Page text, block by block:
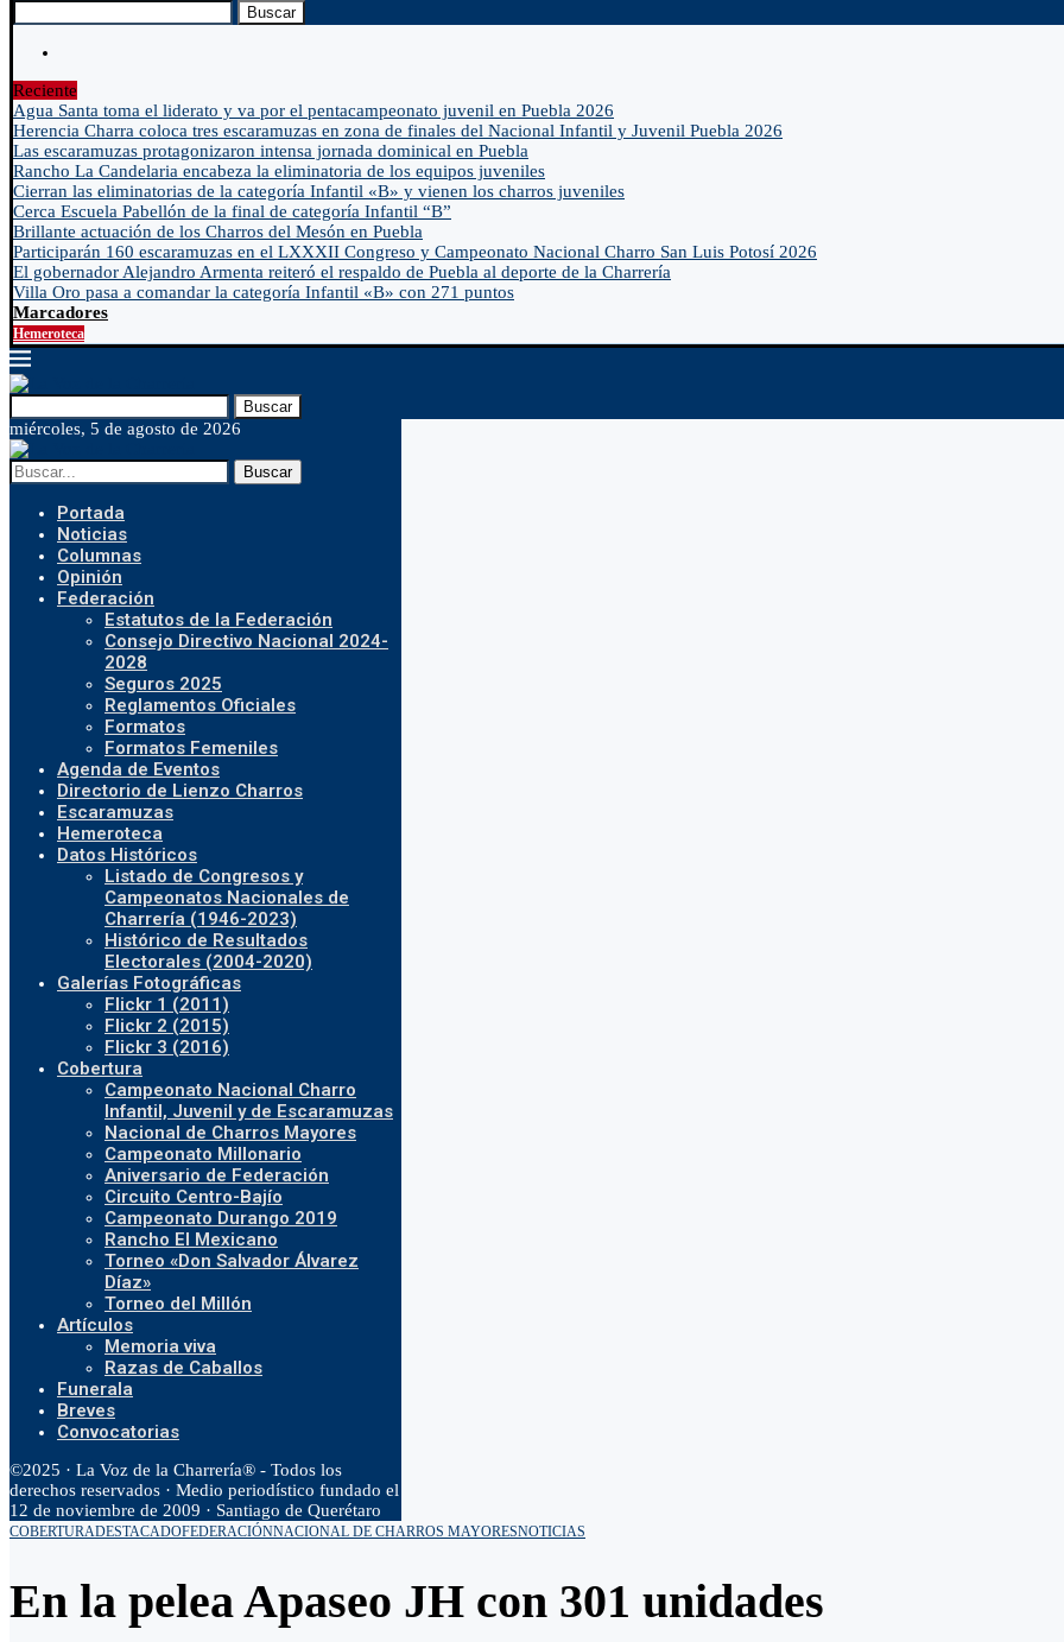
Buscar
Reciente
Agua Santa toma el liderato y va por el pentacampeonato juvenil en Puebla 2026
Herencia Charra coloca tres escaramuzas en zona de finales del Nacional Infantil y Juvenil Puebla 2026
Las escaramuzas protagonizaron intensa jornada dominical en Puebla
Rancho La Candelaria encabeza la eliminatoria de los equipos juveniles
Cierran las eliminatorias de la categoría Infantil «B» y vienen los charros juveniles
Cerca Escuela Pabellón de la final de categoría Infantil “B”
Brillante actuación de los Charros del Mesón en Puebla
Participarán 160 escaramuzas en el LXXXII Congreso y Campeonato Nacional Charro San Luis Potosí 2026
El gobernador Alejandro Armenta reiteró el respaldo de Puebla al deporte de la Charrería
Villa Oro pasa a comandar la categoría Infantil «B» con 271 puntos
Marcadores
Hemeroteca
Buscar
miércoles, 5 de agosto de 2026
Buscar
Portada
Noticias
Columnas
Opinión
Federación
Estatutos de la Federación
Consejo Directivo Nacional 2024-
2028
Seguros 2025
Reglamentos Oficiales
Formatos
Formatos Femeniles
Agenda de Eventos
Directorio de Lienzo Charros
Escaramuzas
Hemeroteca
Datos Históricos
Listado de Congresos y
Campeonatos Nacionales de
Charrería (1946-2023)
Histórico de Resultados
Electorales (2004-2020)
Galerías Fotográficas
Flickr 1 (2011)
Flickr 2 (2015)
Flickr 3 (2016)
Cobertura
Campeonato Nacional Charro
Infantil, Juvenil y de Escaramuzas
Nacional de Charros Mayores
Campeonato Millonario
Aniversario de Federación
Circuito Centro-Bajío
Campeonato Durango 2019
Rancho El Mexicano
Torneo «Don Salvador Álvarez
Díaz»
Torneo del Millón
Artículos
Memoria viva
Razas de Caballos
Funerala
Breves
Convocatorias
©2025 · La Voz de la Charrería® - Todos los
derechos reservados · Medio periodístico fundado el
12 de noviembre de 2009 · Santiago de Querétaro
COBERTURADESTACADOFEDERACIÓNNACIONAL DE CHARROS MAYORESNOTICIAS
En la pelea Apaseo JH con 301 unidades